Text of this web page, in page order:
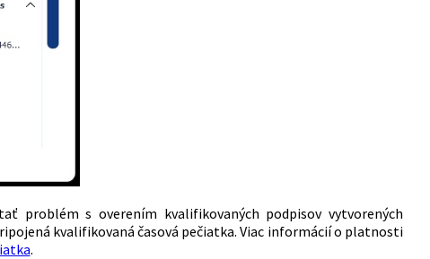
problém s overením kvalifikovaných podpisov vytvorených
kvalifikovaná časová pečiatka. Viac informácií o platnosti
.